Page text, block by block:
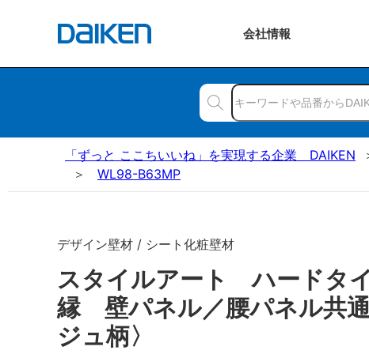
会社情報
「ずっと ここちいいね」を実現する企業 DAIKEN
WL98-B63MP
デザイン壁材 / シート化粧壁材
スタイルアート ハードタ
縁 壁パネル／腰パネル共
ジュ柄〉